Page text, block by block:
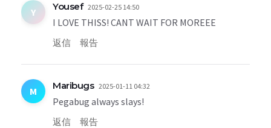
Y Yousef 2025-02-25 14:50
I LOVE THISS! CANT WAIT FOR MOREEE
返信 報告
M Maribugs 2025-01-11 04:32
Pegabug always slays!
返信 報告